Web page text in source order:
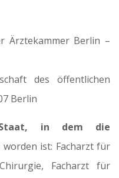
Ärztekammer Berlin –
des öffentlichen
Berlin
Staat, in dem die
worden ist: Facharzt für
Facharzt für